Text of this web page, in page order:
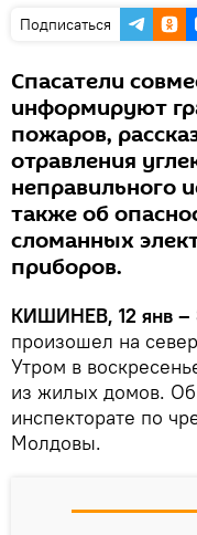
Подписаться
Спасатели
информируют
пожаров,
отравления
неправильного
также об
сломанных
приборов.
КИШИНЕВ, 12 янв –
произошел на
Утром в
из жилых домов.
инспекторате по
Молдовы.